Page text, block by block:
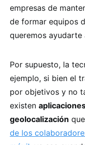
empresas de
de formar equipos
queremos ayudarte
Por supuesto, la
ejemplo, si bien el
por objetivos y no
existen
geolocalización
de los